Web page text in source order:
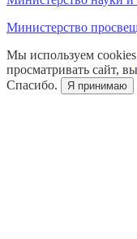
Министерство
Мы используем
просматривать сайт, вы
Спасибо.
Я принимаю